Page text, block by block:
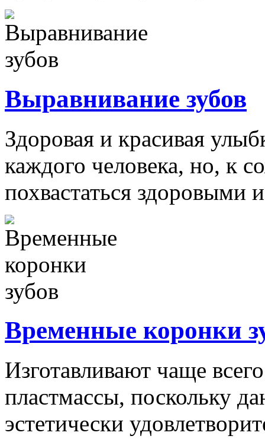
Выравнивание зубов
Здоровая и красивая
каждого человека, но, к
похвастаться здоровыми
Временные коронки
Изготавливают чаще
пластмассы, поскольку
эстетически